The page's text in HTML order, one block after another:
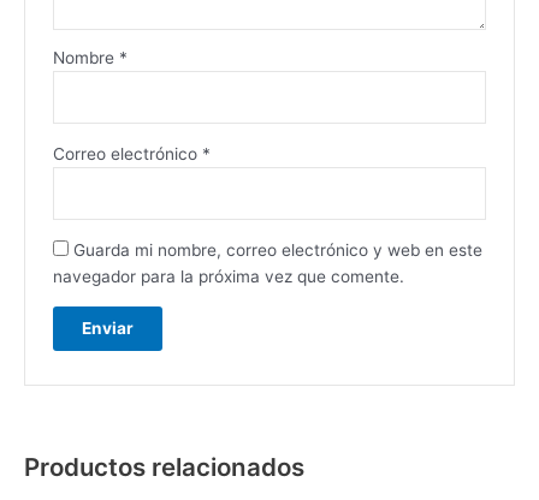
Nombre *
Correo electrónico *
Guarda mi nombre, correo electrónico y web en este
navegador para la próxima vez que comente.
Productos relacionados